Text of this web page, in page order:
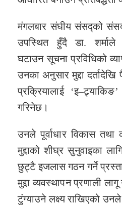
मंगलबार संघीय संसद्को
उपस्थित हुँदै डा. शर्माले
घटाउन सूचना प्रविधिको
उनका अनुसार मुद्दा
प्रक्रियालाई
गरिनेछ।
उनले पूर्वाधार विकास
मुद्दाको शीघ्र सुनुवाइका
छुट्टै इजलास गठन गर्ने
मुद्दा व्यवस्थापन प्रणाली
टुंग्याउने लक्ष्य राखिएको